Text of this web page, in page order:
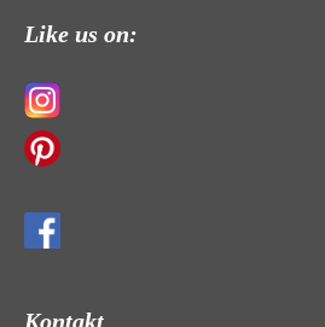
Like us on:
Kontakt